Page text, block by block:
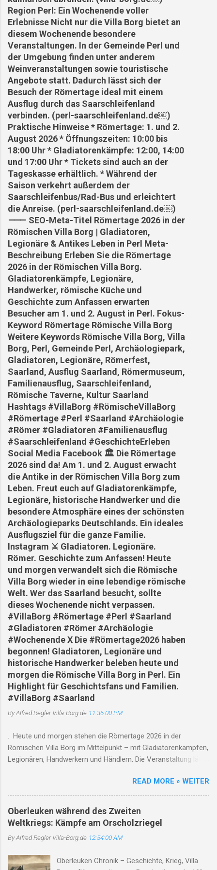
Region Perl: Ein Wochenende voller
Erlebnisse Nicht nur die Villa Borg bietet an
diesem Wochenende besondere
Veranstaltungen. In der Gemeinde Perl und
der Umgebung finden unter anderem
Weinveranstaltungen sowie touristische
Angebote statt. Dadurch lässt sich der
Besuch der Römertage ideal mit einem
Ausflug durch das Saarschleifenland
verbinden. (perl-saarschleifenland.de⁠￼)
Praktische Hinweise * Römertage: 1. und 2.
August 2026 * Öffnungszeiten: 10:00 bis
18:00 Uhr * Gladiatorenkämpfe: 12:00, 14:00
und 17:00 Uhr * Tickets sind auch an der
Tageskasse erhältlich. * Während der
Saison verkehrt außerdem der
Saarschleifenbus/Rad-Bus und erleichtert
die Anreise. (perl-saarschleifenland.de⁠￼)
⸻ SEO-Meta-Titel Römertage 2026 in der
Römischen Villa Borg | Gladiatoren,
Legionäre & Antikes Leben in Perl Meta-
Beschreibung Erleben Sie die Römertage
2026 in der Römischen Villa Borg.
Gladiatorenkämpfe, Legionäre,
Handwerker, römische Küche und
Geschichte zum Anfassen erwarten
Besucher am 1. und 2. August in Perl. Fokus-
Keyword Römertage Römische Villa Borg
Weitere Keywords Römische Villa Borg, Villa
Borg, Perl, Gemeinde Perl, Archäologiepark,
Gladiatoren, Legionäre, Römerfest,
Saarland, Ausflug Saarland, Römermuseum,
Familienausflug, Saarschleifenland,
Römische Taverne, Kultur Saarland
Hashtags #VillaBorg #RömischeVillaBorg
#Römertage #Perl #Saarland #Archäologie
#Römer #Gladiatoren #Familienausflug
#Saarschleifenland #GeschichteErleben
Social Media Facebook 🏛️ Die Römertage
2026 sind da! Am 1. und 2. August erwacht
die Antike in der Römischen Villa Borg zum
Leben. Freut euch auf Gladiatorenkämpfe,
Legionäre, historische Handwerker und die
besondere Atmosphäre eines der schönsten
Archäologieparks Deutschlands. Ein ideales
Ausflugsziel für die ganze Familie.
Instagram ⚔️ Gladiatoren. Legionäre.
Römer. Geschichte zum Anfassen! Heute
und morgen verwandelt sich die Römische
Villa Borg wieder in eine lebendige römische
Welt. Wer das Saarland besucht, sollte
dieses Wochenende nicht verpassen.
#VillaBorg #Römertage #Perl #Saarland
#Gladiatoren #Römer #Archäologie
#Wochenende X Die #Römertage2026 haben
begonnen! Gladiatoren, Legionäre und
historische Handwerker beleben heute und
morgen die Römische Villa Borg in Perl. Ein
Highlight für Geschichtsfans und Familien.
#VillaBorg #Saarland
By Alfred ReglerVilla-Borg.de 11:36:00 PM
. Heute und morgen stehen die Römertage 2026 in der
Römischen Villa Borg im Mittelpunkt – mit Gladiatorenkämpfen,
Legionären, Handwerkern und Händlern. Die Veranstaltung läuft
und 17 Uhr statt. Gleichzeitig weist die Villa auf den saisonalen
Betrieb und den Saarschleifenbus/Rad-Bus hin. Römertage
2026 in der Römischen Villa Borg: Die Antike lebt am ersten
Augustwochenende auf 01. August 2026 | Perl-Borg | Saarland
Wenn sich Gladiatoren gegenüberstehen, Legionäre ihre
Ausrüstung präsentieren und der Duft von frischem Brot,
zieht, dann ist es wieder Zeit für die Römertage in der
READ MORE » WEITER
Oberleuken während des Zweiten
Weltkriegs: Kämpfe am Orscholzriegel
By Alfred ReglerVilla-Borg.de 12:54:00 AM
Oberleuken Chronik – Geschichte, Krieg, Villa